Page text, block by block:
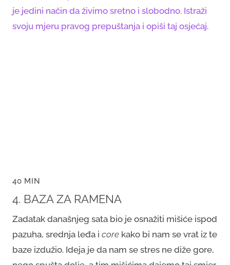
je jedini način da živimo sretno i slobodno. Istraži
svoju mjeru pravog prepuštanja i opiši taj osjećaj.
40 MIN
4. BAZA ZA RAMENA
Zadatak današnjeg sata bio je osnažiti mišiće ispod
pazuha, srednja leđa i core kako bi nam se vrat iz te
baze izdužio. Ideja je da nam se stres ne diže gore,